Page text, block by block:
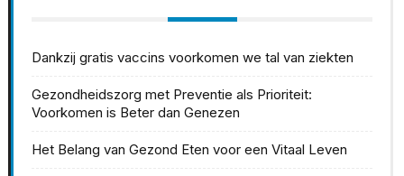
Dankzij gratis vaccins voorkomen we tal van ziekten
Gezondheidszorg met Preventie als Prioriteit:
Voorkomen is Beter dan Genezen
Het Belang van Gezond Eten voor een Vitaal Leven